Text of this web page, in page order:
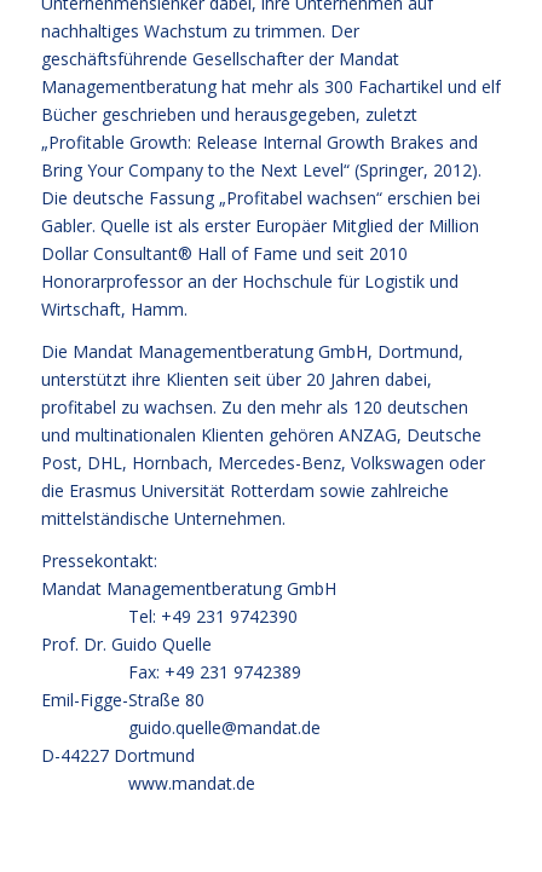
nachhaltiges Wachstum zu trimmen. Der
geschäftsführende Gesellschafter der Mandat
Managementberatung hat mehr als 300 Fachartikel und elf
Bücher geschrieben und herausgegeben, zuletzt
„Profitable Growth: Release Internal Growth Brakes and
Bring Your Company to the Next Level“ (Springer, 2012).
Die deutsche Fassung „Profitabel wachsen“ erschien bei
Gabler. Quelle ist als erster Europäer Mitglied der Million
Dollar Consultant® Hall of Fame und seit 2010
Honorarprofessor an der Hochschule für Logistik und
Wirtschaft, Hamm.
Die Mandat Managementberatung GmbH, Dortmund,
unterstützt ihre Klienten seit über 20 Jahren dabei,
profitabel zu wachsen. Zu den mehr als 120 deutschen
und multinationalen Klienten gehören ANZAG, Deutsche
Post, DHL, Hornbach, Mercedes-Benz, Volkswagen oder
die Erasmus Universität Rotterdam sowie zahlreiche
mittelständische Unternehmen.
Pressekontakt:
Mandat Managementberatung GmbH
Tel: +49 231 9742390
Prof. Dr. Guido Quelle
Fax: +49 231 9742389
Emil-Figge-Straße 80
guido.quelle@mandat.de
D-44227 Dortmund
www.mandat.de